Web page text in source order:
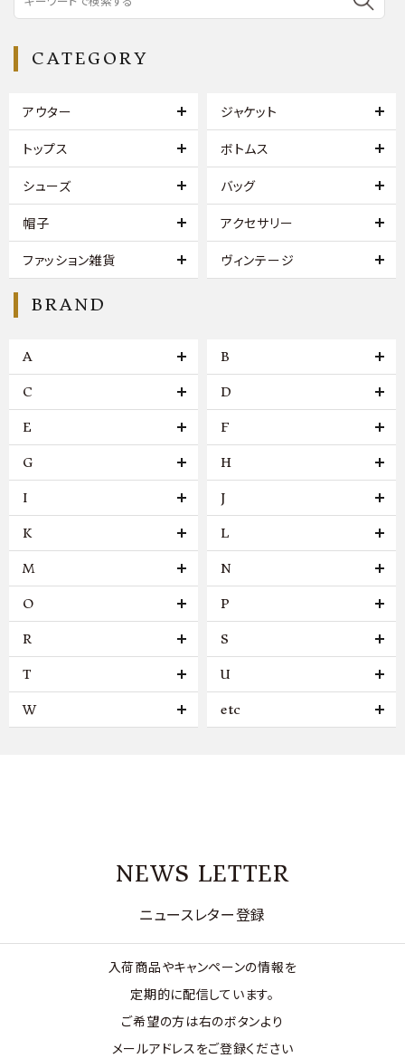
CATEGORY
アウター ジャケット
トップス ボトムス
シューズ バッグ
帽子 アクセサリー
ファッション雑貨 ヴィンテージ
BRAND
A B
C D
E F
G H
I J
K L
M N
O P
R S
T U
W etc
NEWS LETTER
ニュースレター登録
入荷商品やキャンペーンの情報を
定期的に配信しています。
ご希望の方は右のボタンより
メールアドレスをご登録ください